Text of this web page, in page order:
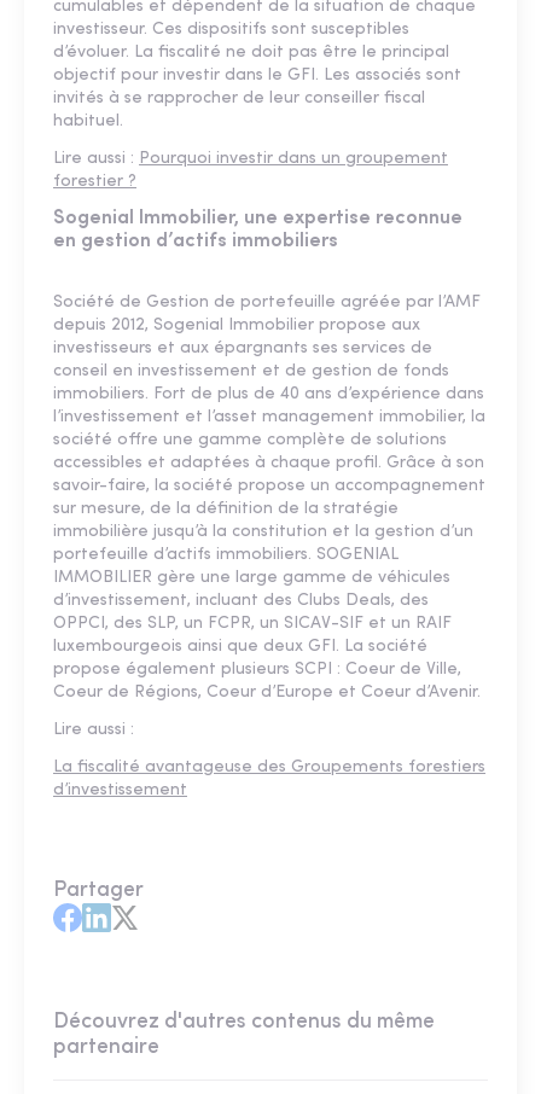
cumulables et dépendent de la situation de chaque
investisseur. Ces dispositifs sont susceptibles
d’évoluer. La fiscalité ne doit pas être le principal
objectif pour investir dans le GFI. Les associés sont
invités à se rapprocher de leur conseiller fiscal
habituel.
Lire aussi : Pourquoi investir dans un groupement
forestier ?
Sogenial Immobilier, une expertise reconnue
en gestion d’actifs immobiliers
Société de Gestion de portefeuille agréée par l’AMF
depuis 2012, Sogenial Immobilier propose aux
investisseurs et aux épargnants ses services de
conseil en investissement et de gestion de fonds
immobiliers. Fort de plus de 40 ans d’expérience dans
l’investissement et l’asset management immobilier, la
société offre une gamme complète de solutions
accessibles et adaptées à chaque profil. Grâce à son
savoir-faire, la société propose un accompagnement
sur mesure, de la définition de la stratégie
immobilière jusqu’à la constitution et la gestion d’un
portefeuille d’actifs immobiliers. SOGENIAL
IMMOBILIER gère une large gamme de véhicules
d’investissement, incluant des Clubs Deals, des
OPPCI, des SLP, un FCPR, un SICAV-SIF et un RAIF
luxembourgeois ainsi que deux GFI. La société
propose également plusieurs SCPI : Coeur de Ville,
Coeur de Régions, Coeur d’Europe et Coeur d’Avenir.
Lire aussi :
La fiscalité avantageuse des Groupements forestiers
d’investissement
Partager
Découvrez d'autres contenus du même
partenaire